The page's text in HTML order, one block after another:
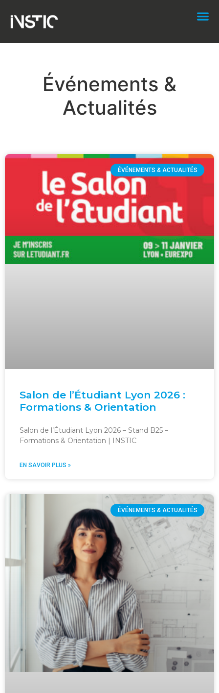
Événements &
Actualités
ÉVÉNEMENTS & ACTUALITÉS
Salon de l’Étudiant Lyon 2026 :
Formations & Orientation
Salon de l’Étudiant Lyon 2026 – Stand B25 –
Formations & Orientation | INSTIC
EN SAVOIR PLUS »
ÉVÉNEMENTS & ACTUALITÉS